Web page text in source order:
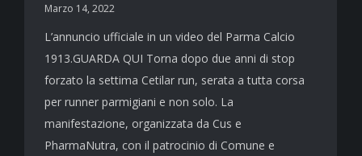
Marzo 14, 2022
L’annuncio ufficiale in un video del Parma Calcio
1913.GUARDA QUI Torna dopo due anni di stop
forzato la settima Cetilar run, serata a tutta corsa
per runner parmigiani e non solo. La
manifestazione, organizzata da Cus e
PharmaNutra, con il patrocinio di Comune e